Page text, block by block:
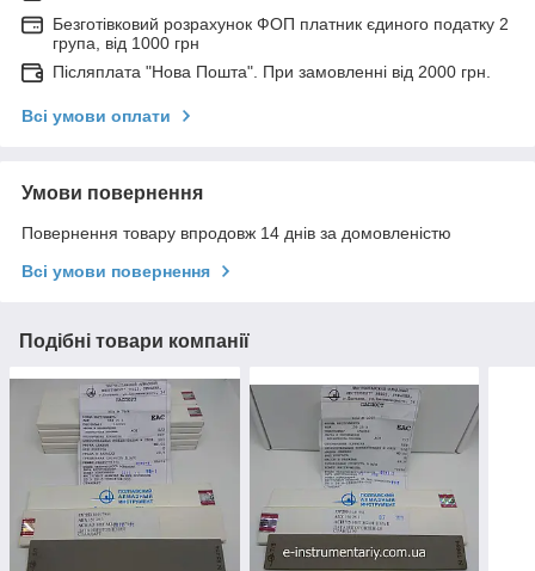
Безготівковий розрахунок ФОП платник єдиного податку 2
група, від 1000 грн
Післяплата "Нова Пошта". При замовленні від 2000 грн.
Всі умови оплати
Умови повернення
Повернення товару впродовж 14 днів за домовленістю
Всі умови повернення
Подібні товари компанії